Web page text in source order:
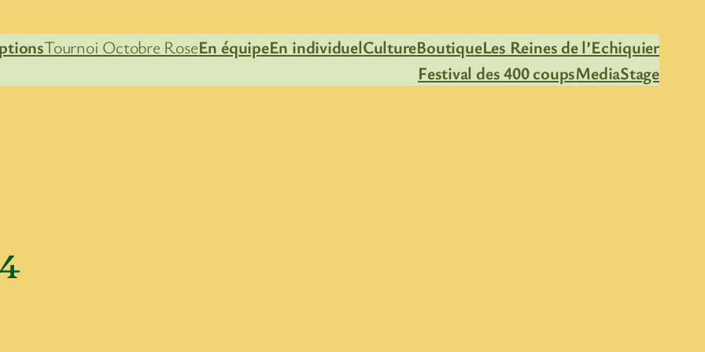
Tournoi Octobre RoseEn équipeEn individuelCultureBoutiqueLes Reines de l’Echiquier
Festival des 400 coupsMediaStage